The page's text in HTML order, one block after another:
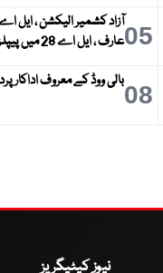
05عارف ، ایل اے 28 میں پیپلز پارٹی کے بازل نقوی کامیاب
08بالی ووڈ کے معروف اداکار
نیوز کیٹیگریز